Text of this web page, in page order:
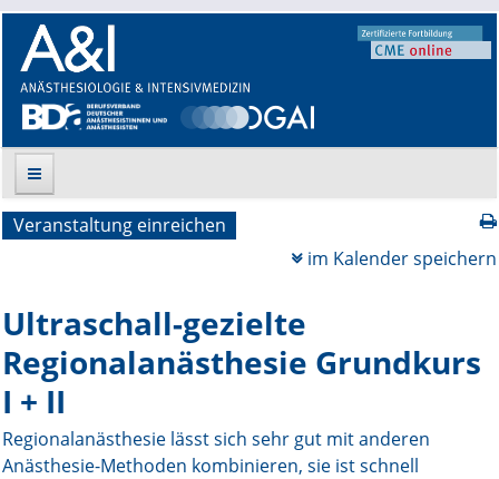
Suche
Leitlinien
Archiv
Supplements
Veranstaltung einreichen
im Kalender speichern
Ultraschall-gezielte
Regionalanästhesie Grundkurs
I + II
Regionalanästhesie lässt sich sehr gut mit anderen
Anästhesie-Methoden kombinieren, sie ist schnell